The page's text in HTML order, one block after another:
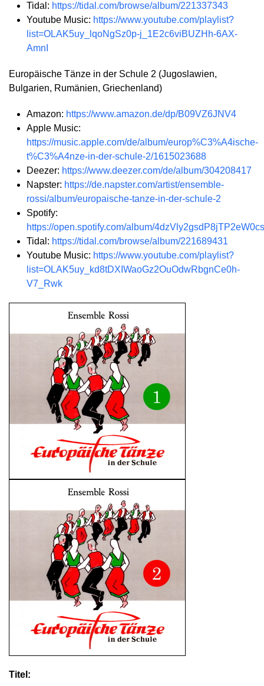
Tidal: https://tidal.com/browse/album/221337343
Youtube Music: https://www.youtube.com/playlist?
list=OLAK5uy_lqoNgSz0p-j_1E2c6viBUZHh-6AX-
AmnI
Europäische Tänze in der Schule 2 (Jugoslawien,
Bulgarien, Rumänien, Griechenland)
Amazon: https://www.amazon.de/dp/B09VZ6JNV4
Apple Music:
https://music.apple.com/de/album/europ%C3%A4ische-
t%C3%A4nze-in-der-schule-2/1615023688
Deezer: https://www.deezer.com/de/album/304208417
Napster: https://de.napster.com/artist/ensemble-
rossi/album/europaische-tanze-in-der-schule-2
Spotify:
https://open.spotify.com/album/
Tidal: https://tidal.com/browse/album/221689431
Youtube Music: https://www.youtube.com/playlist?
list=OLAK5uy_kd8tDXIWaoGz2OuOdwRbgnCe0h-
V7_Rwk
Titel: